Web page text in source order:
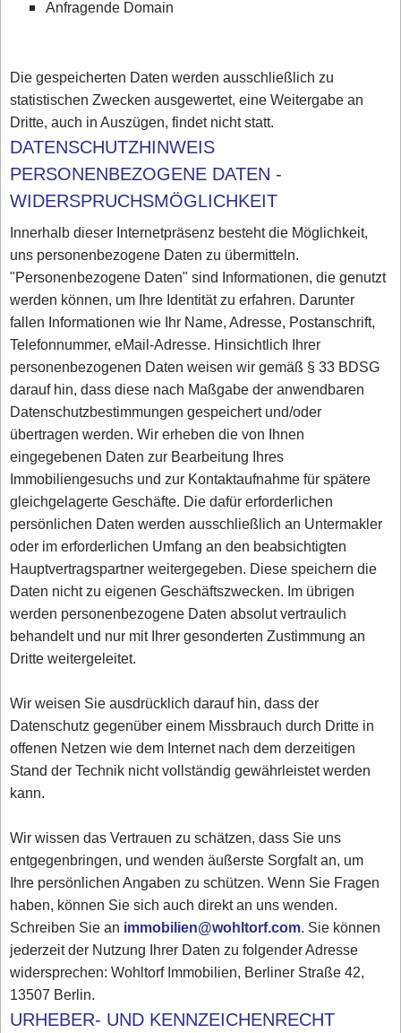
Anfragende Domain
Die gespeicherten Daten werden ausschließlich zu
statistischen Zwecken ausgewertet, eine Weitergabe an
Dritte, auch in Auszügen, findet nicht statt.
DATENSCHUTZHINWEIS
PERSONENBEZOGENE DATEN -
WIDERSPRUCHSMÖGLICHKEIT
Innerhalb dieser Internetpräsenz besteht die Möglichkeit,
uns personenbezogene Daten zu übermitteln.
"Personenbezogene Daten" sind Informationen, die genutzt
werden können, um Ihre Identität zu erfahren. Darunter
fallen Informationen wie Ihr Name, Adresse, Postanschrift,
Telefonnummer, eMail-Adresse. Hinsichtlich Ihrer
personenbezogenen Daten weisen wir gemäß § 33 BDSG
darauf hin, dass diese nach Maßgabe der anwendbaren
Datenschutzbestimmungen gespeichert und/oder
übertragen werden. Wir erheben die von Ihnen
eingegebenen Daten zur Bearbeitung Ihres
Immobiliengesuchs und zur Kontaktaufnahme für spätere
gleichgelagerte Geschäfte. Die dafür erforderlichen
persönlichen Daten werden ausschließlich an Untermakler
oder im erforderlichen Umfang an den beabsichtigten
Hauptvertragspartner weitergegeben. Diese speichern die
Daten nicht zu eigenen Geschäftszwecken. Im übrigen
werden personenbezogene Daten absolut vertraulich
behandelt und nur mit Ihrer gesonderten Zustimmung an
Dritte weitergeleitet.
Wir weisen Sie ausdrücklich darauf hin, dass der
Datenschutz gegenüber einem Missbrauch durch Dritte in
offenen Netzen wie dem Internet nach dem derzeitigen
Stand der Technik nicht vollständig gewährleistet werden
kann.
Wir wissen das Vertrauen zu schätzen, dass Sie uns
entgegenbringen, und wenden äußerste Sorgfalt an, um
Ihre persönlichen Angaben zu schützen. Wenn Sie Fragen
haben, können Sie sich auch direkt an uns wenden.
Schreiben Sie an immobilien@wohltorf.com. Sie können
jederzeit der Nutzung Ihrer Daten zu folgender Adresse
widersprechen: Wohltorf Immobilien, Berliner Straße 42,
13507 Berlin.
URHEBER- UND KENNZEICHENRECHT